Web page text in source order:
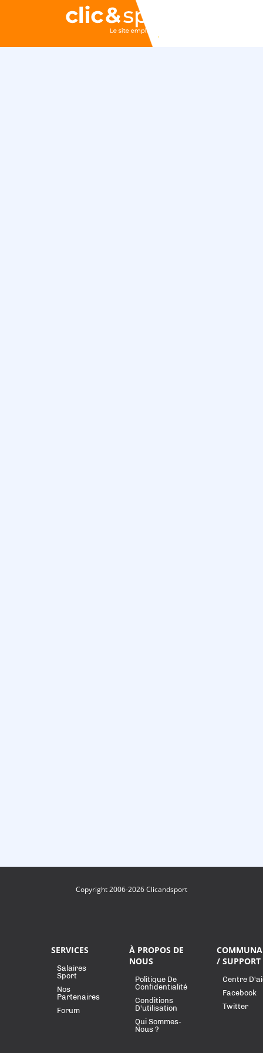
Copyright 2006-2026 Clicandsport
SERVICES
Salaires
Sport
Nos
Partenaires
Forum
À PROPOS DE
NOUS
Politique De
Confidentialité
Conditions
D'utilisation
Qui Sommes-
Nous ?
/ SUPPORT
Centre
Facebook
Twitter